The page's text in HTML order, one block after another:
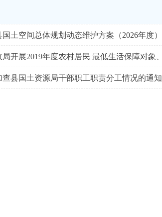
国土空间总体规划动态维护方案（2026年度）
查县国土资源局干部职工职责分工情况的通知